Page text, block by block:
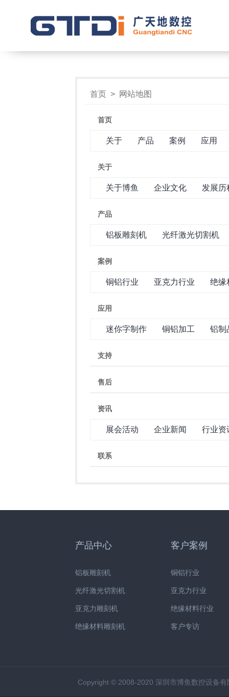
首页> 网站地图
首页
关于 产品 案例 应用
关于
关于博鱼 企业文化 发展历
产品
铝板雕刻机 光纤激光切割机
案例
铜铝行业 亚克力行业 绝缘
应用
迷你字制作 铜铝加工 铝制
支持
售后
资讯
展会活动 企业新闻 行业资
联系
产品中心
铝板雕刻机
光纤激光切割机
亚克力雕刻机
绝缘材料雕刻机
客户案例
铜铝行业
亚克力行业
绝缘材料行业
客户专访
Copyright © 2008-2020 深圳市博鱼数控设备有